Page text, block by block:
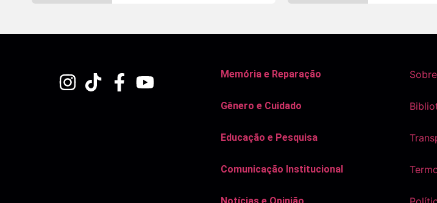
Memória e Reparação
Gênero e Cuidado
Educação e Pesquisa
Comunicação Institucional